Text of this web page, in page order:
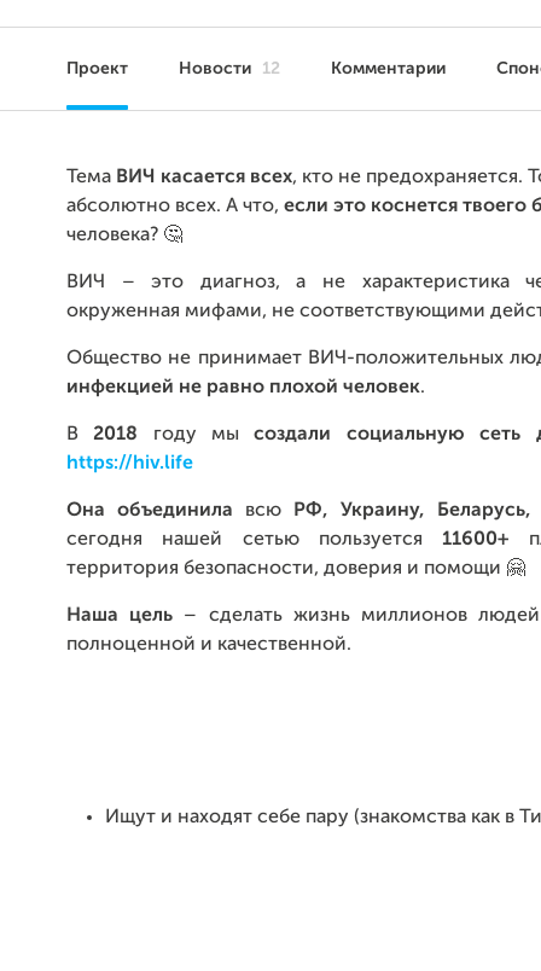
Проект Новости 12 Комментарии
Тема ВИЧ касается всех, кто не предохраняется.
абсолютно всех. А что, если это коснется твоего
человека? 🤔
ВИЧ – это диагноз, а не характеристика
окруженная мифами, не соответствующими
Общество не принимает ВИЧ-положительных
инфекцией не равно плохой человек.
В2018 году мысоздали социальную сеть
https://hiv.life
Она объединила всю
РФ, Украину, Беларусь,
сегодня нашей сетью пользуется 11600+
территория безопасности, доверия и помощи 🤗
Наша цель – сделать жизнь миллионов
полноценной и качественной.
Ищут и находят себе пару (знакомства как в